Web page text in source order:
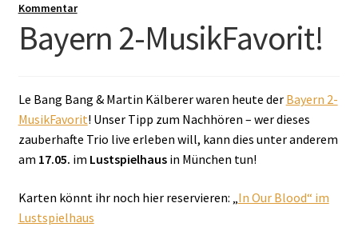
Kommentar
Bayern 2-MusikFavorit!
Le Bang Bang & Martin Kälberer waren heute der Bayern 2-
MusikFavorit! Unser Tipp zum Nachhören – wer dieses
zauberhafte Trio live erleben will, kann dies unter anderem
am 17.05. im Lustspielhausin München tun!
Karten könnt ihr noch hier reservieren: „ In Our Blood“ im
Lustspielhaus